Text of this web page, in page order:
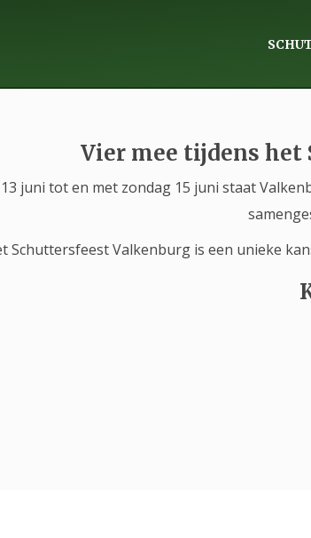
Vier mee tijdens
juni tot en met zondag 15 juni staat
Schuttersfeest Valkenburg is een unieke